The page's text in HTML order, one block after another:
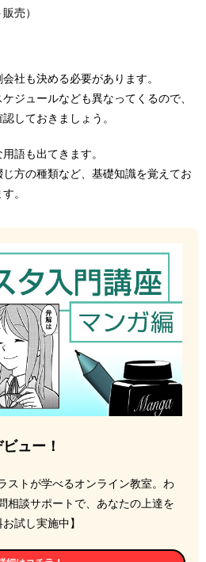
売）
社も決める必要があります。
ジュールなども異なってくるので、
しておきましょう。
語も出てきます。
方の種類など、基礎知識を覚えてお
。
ュー！
ストが学べるオンライン教室。わ
相談サポートで、あなたの上達を
試し実施中】